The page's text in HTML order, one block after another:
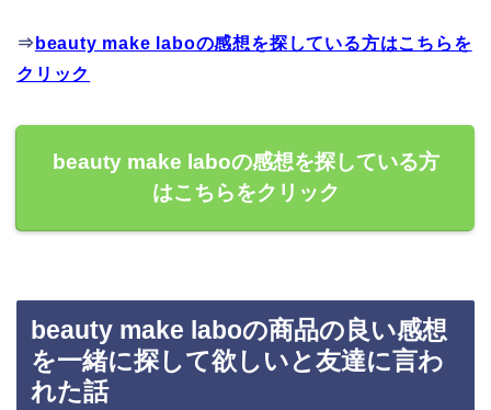
⇒ beauty make laboの感想を探している方はこちらを
クリック
beauty make laboの感想を探している方
はこちらをクリック
beauty make laboの商品の良い感想
を一緒に探して欲しいと友達に言わ
れた話